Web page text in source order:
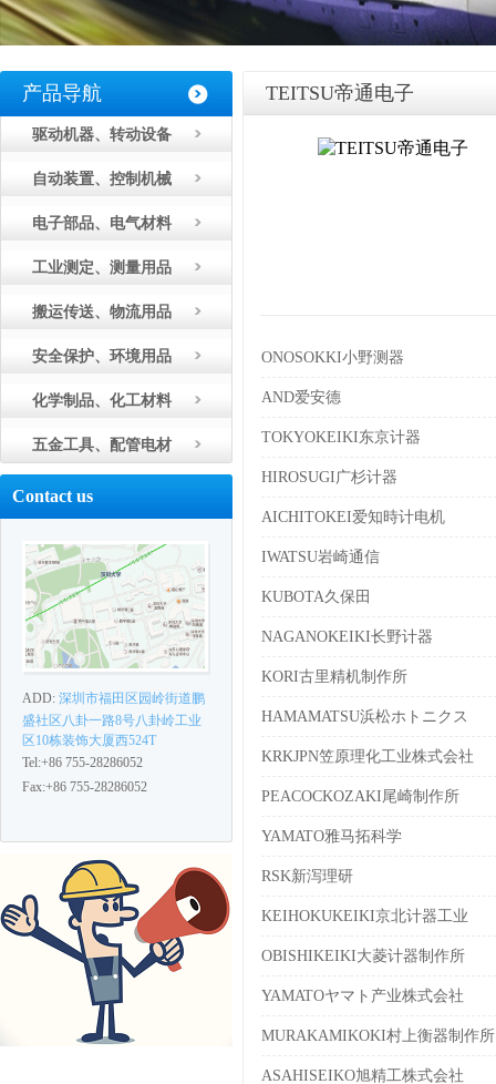
产品导航
驱动机器、转动设备
自动装置、控制机械
电子部品、电气材料
工业测定、测量用品
搬运传送、物流用品
安全保护、环境用品
化学制品、化工材料
五金工具、配管电材
Contact us
ADD: 深圳市福田区园岭街道鹏
盛社区八卦一路8号八卦岭工业
区10栋装饰大厦西524T
Tel:+86 755-28286052
Fax:+86 755-28286052
TEITSU帝通电子
ONOSOKKI小野测器
AND爱安德
TOKYOKEIKI东京计器
HIROSUGI广杉计器
AICHITOKEI爱知時计电机
IWATSU岩崎通信
KUBOTA久保田
NAGANOKEIKI长野计器
KORI古里精机制作所
HAMAMATSU浜松ホトニクス
KRKJPN笠原理化工业株式会社
PEACOCKOZAKI尾崎制作所
YAMATO雅马拓科学
RSK新泻理研
KEIHOKUKEIKI京北计器工业
OBISHIKEIKI大菱计器制作所
YAMATOヤマト产业株式会社
MURAKAMIKOKI村上衡器制作所
ASAHISEIKO旭精工株式会社